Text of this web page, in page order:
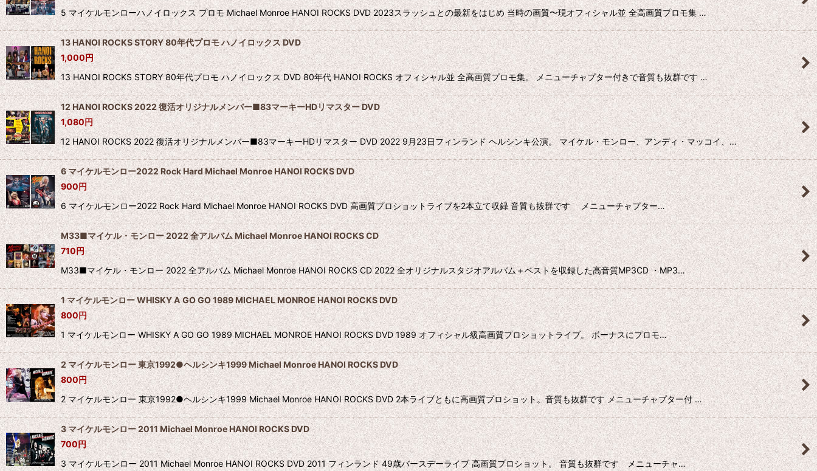
5 マイケルモンローハノイロックス プロモ Michael Monroe HANOI ROCKS DVD 2023スラッシュとの最新をはじめ 当時の画質〜現オフィシャル並 全高画質プロモ集 …
13 HANOI ROCKS STORY 80年代プロモ ハノイロックス DVD
1,000円
13 HANOI ROCKS STORY 80年代プロモ ハノイロックス DVD 80年代 HANOI ROCKS オフィシャル並 全高画質プロモ集。 メニューチャプター付きで音質も抜群です …
12 HANOI ROCKS 2022 復活オリジナルメンバー■83マーキーHDリマスター DVD
1,080円
12 HANOI ROCKS 2022 復活オリジナルメンバー■83マーキーHDリマスター DVD 2022 9月23日フィンランド ヘルシンキ公演。 マイケル・モンロー、アンディ・マッコイ、…
6 マイケルモンロー2022 Rock Hard Michael Monroe HANOI ROCKS DVD
900円
6 マイケルモンロー2022 Rock Hard Michael Monroe HANOI ROCKS DVD 高画質プロショットライブを2本立て収録 音質も抜群です メニューチャプター…
M33■マイケル・モンロー 2022 全アルバム Michael Monroe HANOI ROCKS CD
710円
M33■マイケル・モンロー 2022 全アルバム Michael Monroe HANOI ROCKS CD 2022 全オリジナルスタジオアルバム＋ベストを収録した高音質MP3CD ・MP3…
1 マイケルモンロー WHISKY A GO GO 1989 MICHAEL MONROE HANOI ROCKS DVD
800円
1 マイケルモンロー WHISKY A GO GO 1989 MICHAEL MONROE HANOI ROCKS DVD 1989 オフィシャル級高画質プロショットライブ。 ボーナスにプロモ…
2 マイケルモンロー 東京1992●ヘルシンキ1999 Michael Monroe HANOI ROCKS DVD
800円
2 マイケルモンロー 東京1992●ヘルシンキ1999 Michael Monroe HANOI ROCKS DVD 2本ライブともに高画質プロショット。音質も抜群です メニューチャプター付 …
3 マイケルモンロー 2011 Michael Monroe HANOI ROCKS DVD
700円
3 マイケルモンロー 2011 Michael Monroe HANOI ROCKS DVD 2011 フィンランド 49歳バースデーライブ 高画質プロショット。 音質も抜群です メニューチャ…